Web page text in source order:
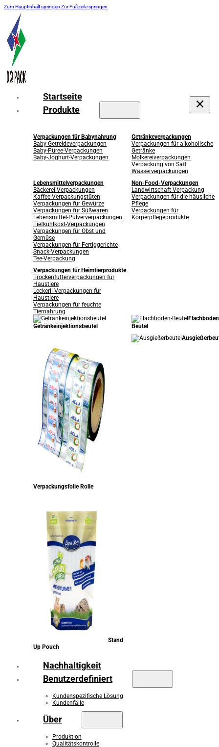
Zum Hauptinhalt springen Zur Fußzeile springen
Startseite
Produkte
Verpackungen für Babynahrung
Baby-Getreideverpackungen
Baby-Püree-Verpackungen
Baby-Joghurt-Verpackungen
Getränkeverpackungen
Verpackungen für alkoholische
Getränke
Molkereiverpackungen
Verpackung von Saft
Wasserverpackungen
Lebensmittelverpackungen
Bäckerei-Verpackungen
Kaffee-Verpackungstüten
Verpackungen für Gewürze
Verpackungen für Süßwaren
Lebensmittel-Pulververpackungen
Tiefkühlkost-Verpackungen
Verpackungen für Obst und
Gemüse
Verpackungen für Fertiggerichte
Snack-Verpackungen
Tee-Verpackung
Non-Food-Verpackungen
Landwirtschaft Verpackung
Verpackungen für die häusliche
Pflege
Verpackungen für
Körperpflegeprodukte
Verpackungen für Heimtierprodukte
Trockenfutterverpackungen für
Haustiere
Leckerli-Verpackungen für
Haustiere
Verpackungen für feuchte
Tiernahrung
Getränkeinjektionsbeutel
Beutel
Verpackungsfolie Rolle
Stand
Up Pouch
Nachhaltigkeit
Benutzerdefiniert
Kundenspezifische Lösung
Kundenfälle
Über
Produktion
Qualitätskontrolle